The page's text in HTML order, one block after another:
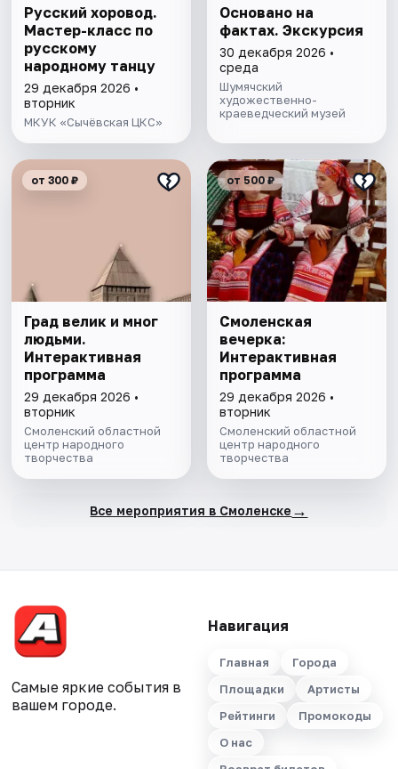
Русский хоровод.
Мастер-класс по
русскому
народному танцу
29 декабря 2026 •
вторник
МКУК «Сычёвская ЦКС»
Основано на
фактах. Экскурсия
30 декабря 2026 •
среда
Шумячский
художественно-
краеведческий музей
от 300 ₽
Град велик и мног
людьми.
Интерактивная
программа
29 декабря 2026 •
вторник
Смоленский областной
центр народного
творчества
от 500 ₽
Смоленская
вечерка:
Интерактивная
программа
29 декабря 2026 •
вторник
Смоленский областной
центр народного
творчества
Все мероприятия в Смоленске →
Самые яркие события в
вашем городе.
Навигация
Главная
Города
Площадки
Артисты
Рейтинги
Промокоды
О нас